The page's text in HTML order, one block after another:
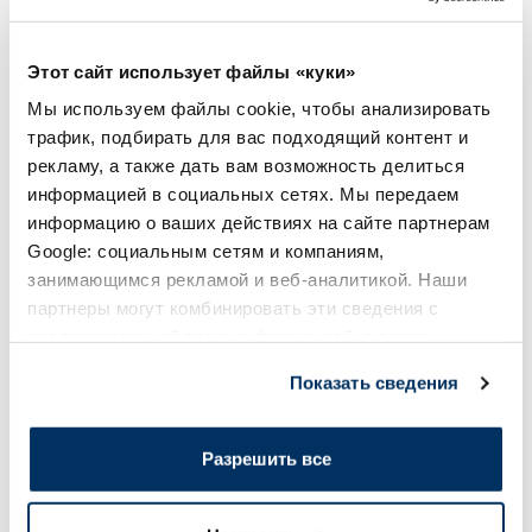
Этот сайт использует файлы «куки»
Мы используем файлы cookie, чтобы анализировать
трафик, подбирать для вас подходящий контент и
рекламу, а также дать вам возможность делиться
информацией в социальных сетях. Мы передаем
информацию о ваших действиях на сайте партнерам
Google: социальным сетям и компаниям,
занимающимся рекламой и веб-аналитикой. Наши
партнеры могут комбинировать эти сведения с
Показать сведения
Разрешить все
Популярные в категории
CEMIO Red 3 Сильнее капсулы, 60
шт.
таблетки, 60 шт.